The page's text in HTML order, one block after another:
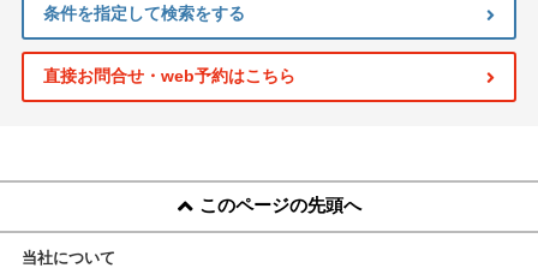
条件を指定して検索をする
直接お問合せ・web予約はこちら
このページの先頭へ
当社について